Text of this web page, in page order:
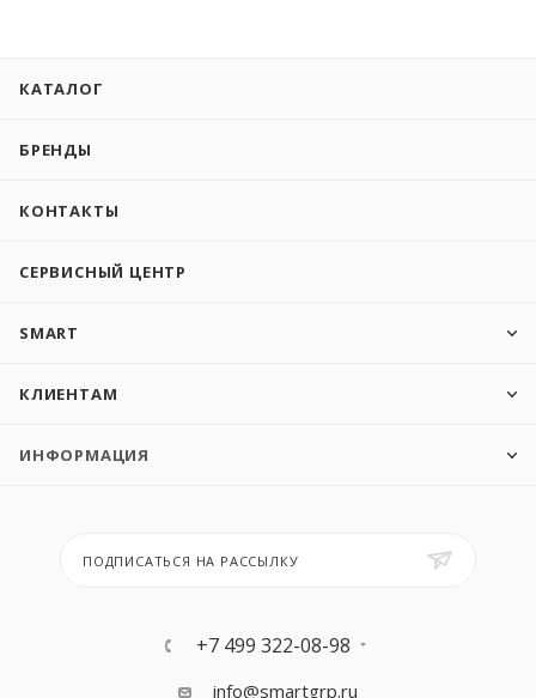
КАТАЛОГ
БРЕНДЫ
КОНТАКТЫ
СЕРВИСНЫЙ ЦЕНТР
SMART
КЛИЕНТАМ
ИНФОРМАЦИЯ
ПОДПИСАТЬСЯ НА РАССЫЛКУ
+7 499 322-08-98
info@smartgrp.ru